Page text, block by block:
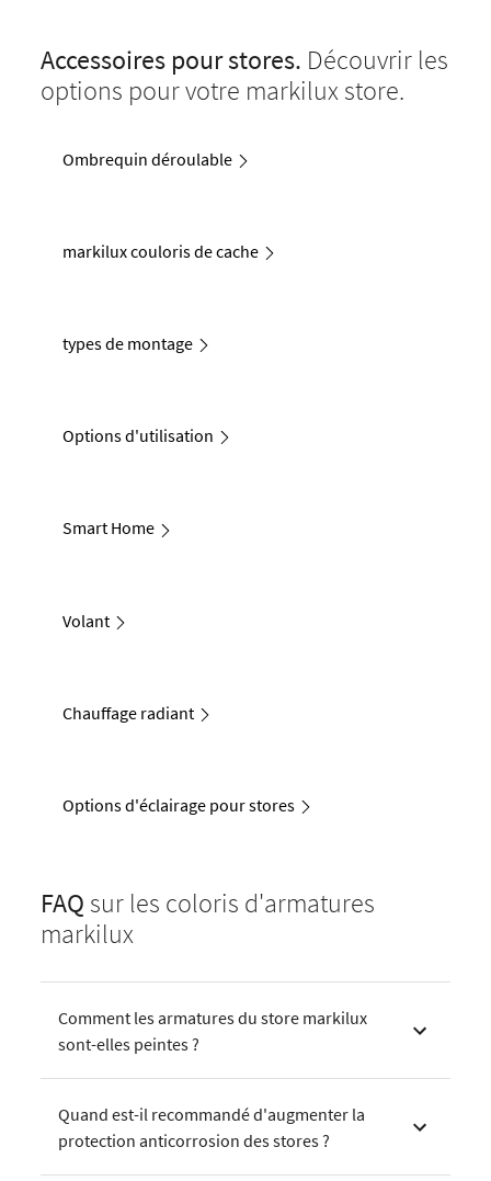
Accessoires pour stores. Découvrir les
options pour votre markilux store.
Ombrequin déroulable
markilux couloris de cache
types de montage
Options d'utilisation
Smart Home
Volant
Chauffage radiant
Options d'éclairage pour stores
FAQ sur les coloris d'armatures
markilux
Comment les armatures du store markilux
sont-elles peintes ?
Quand est-il recommandé d'augmenter la
protection anticorrosion des stores ?